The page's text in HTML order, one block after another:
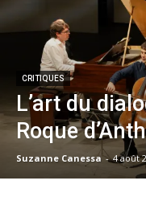
CRITIQUES
L’art du
Roque
Suzanne Canessa - 4 août